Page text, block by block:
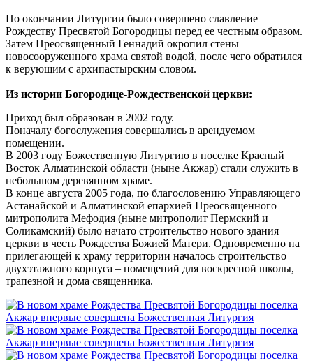
По окончании Литургии было совершено славление
Рождеству Пресвятой Богородицы перед ее честным образом.
Затем Преосвященный Геннадий окропил стены
новосооруженного храма святой водой, после чего обратился
к верующим с архипастырским словом.
Из истории Богородице-Рождественской церкви:
Приход был образован в 2002 году.
Поначалу богослужения совершались в арендуемом
помещении.
В 2003 году Божественную Литургию в поселке Красный
Восток Алматинской области (ныне Акжар) стали служить в
небольшом деревянном храме.
В конце августа 2005 года, по благословению Управляющего
Астанайской и Алматинской епархией Преосвященного
митрополита Мефодия (ныне митрополит Пермский и
Соликамский) было начато строительство нового здания
церкви в честь Рождества Божией Матери. Одновременно на
прилегающей к храму территории началось строительство
двухэтажного корпуса – помещений для воскресной школы,
трапезной и дома священника.